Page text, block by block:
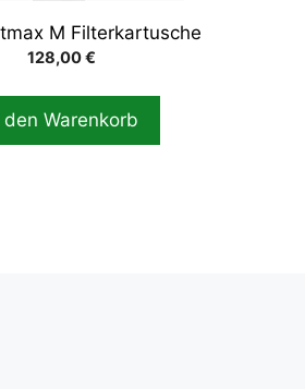
M Filterkartusche
128,00€
den Warenkorb